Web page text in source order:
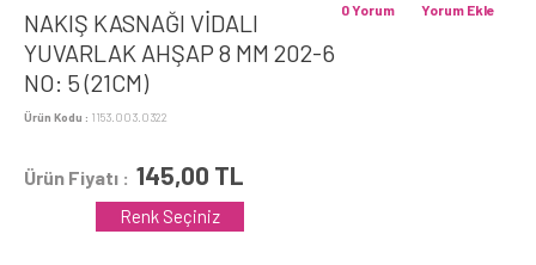
NAKIŞ KASNAĞI VİDALI
YUVARLAK AHŞAP 8 MM 202-6
NO: 5 (21CM)
Ürün Kodu : 1153.003.0322
Yorum Ekle
0 Yorum
Ürün Fiyatı : 145,00 TL
Renk Seçiniz